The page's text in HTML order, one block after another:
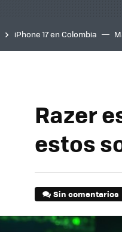
iPhone 17 en Colombia
inteligente
IA TCL
Razer
estos
Sin comentarios